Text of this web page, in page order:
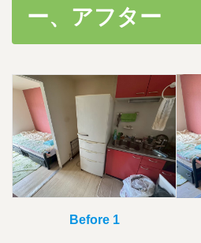
時
ー、アフター
Before 1